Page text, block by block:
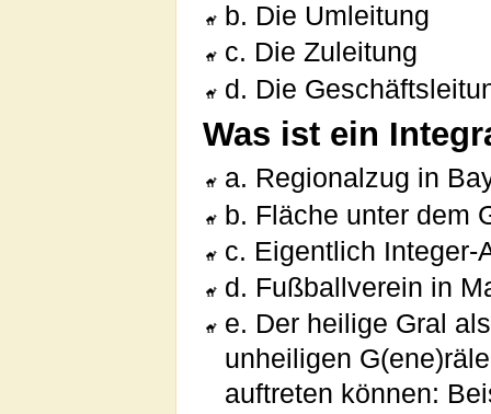
b. Die Umleitung
c. Die Zuleitung
d. Die
Was ist ein
a. Regionalzug in
b. Fläche unter dem
c. Eigentlich Integer-
d. Fußballverein in
e. Der heilige Gral
unheiligen
auftreten können: